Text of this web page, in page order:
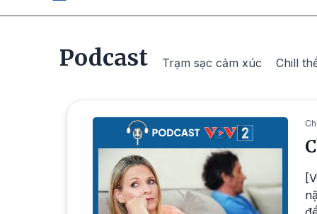
Podcast Trạm sạc cảm xúc Chill